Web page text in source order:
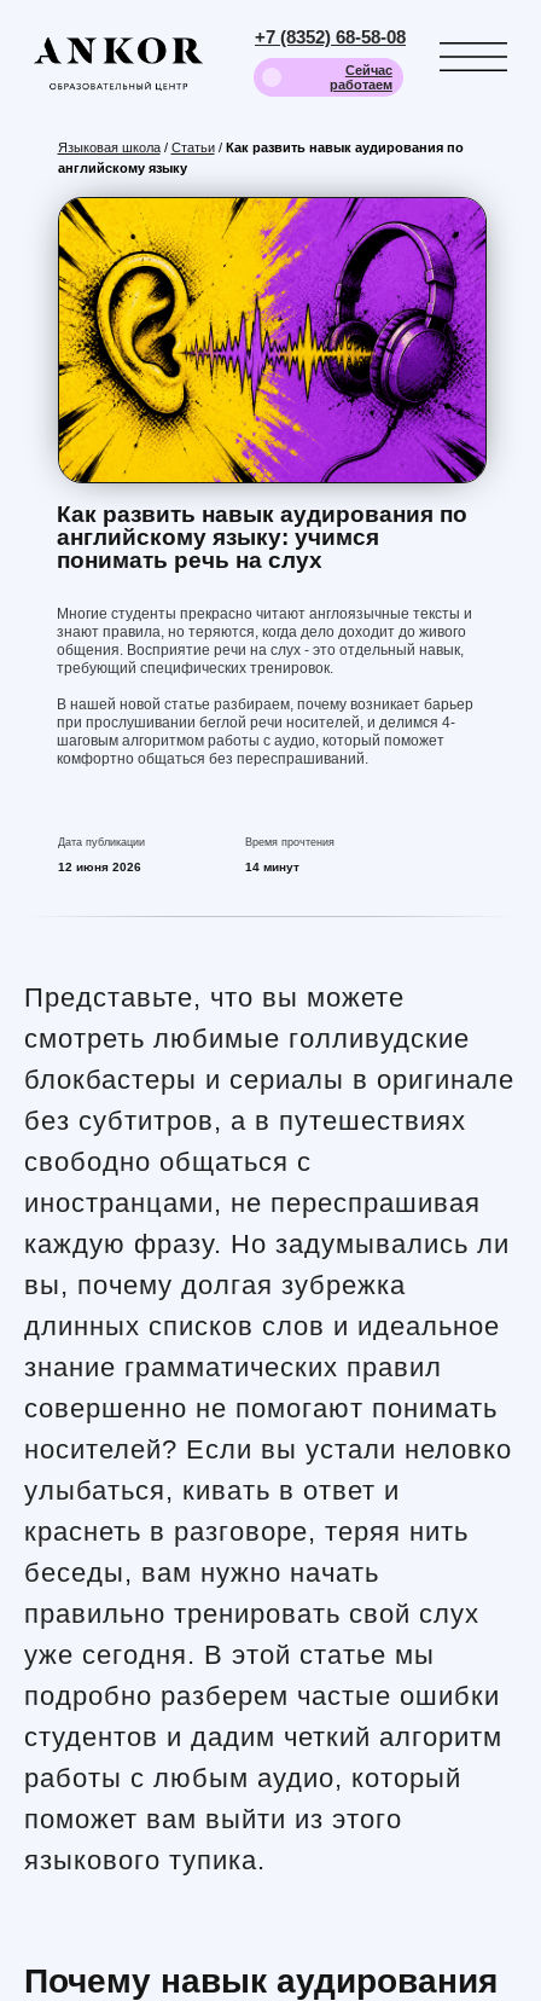
работаем
Языковая школа/ Статьи/ Как развить навык аудирования по
английскому языку
Как развить навык аудирования по
английскому языку: учимся
понимать речь на слух
Многие студенты прекрасно читают англоязычные тексты и
знают правила, но теряются, когда дело доходит до живого
общения. Восприятие речи на слух - это отдельный навык,
требующий специфических тренировок.
В нашей новой статье разбираем, почему возникает барьер
при прослушивании беглой речи носителей, и делимся 4-
шаговым алгоритмом работы с аудио, который поможет
комфортно общаться без переспрашиваний.
Дата публикации
12 июня 2026
Время прочтения
14 минут
Представьте, что вы можете
смотреть любимые голливудские
блокбастеры и сериалы в оригинале
без субтитров, а в путешествиях
свободно общаться с
иностранцами, не переспрашивая
каждую фразу. Но задумывались ли
вы, почему долгая зубрежка
длинных списков слов и идеальное
знание грамматических правил
совершенно не помогают понимать
носителей? Если вы устали неловко
улыбаться, кивать в ответ и
краснеть в разговоре, теряя нить
беседы, вам нужно начать
правильно тренировать свой слух
уже сегодня. В этой статье мы
подробно разберем частые ошибки
студентов и дадим четкий алгоритм
работы с любым аудио, который
поможет вам выйти из этого
языкового тупика.
Почему навык аудирования